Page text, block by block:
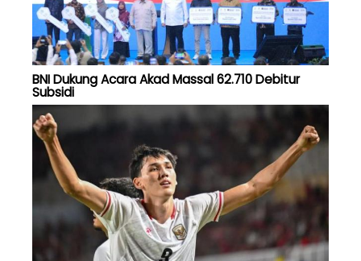
BNI Dukung Acara Akad Massal 62.710 Debitur
Subsidi